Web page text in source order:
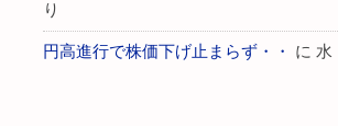
り
円高進行で株価下げ止まらず・・ に 水